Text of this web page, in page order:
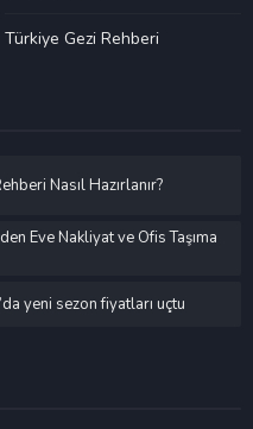
Türkiye Gezi Rehberi
Nasıl Hazırlanır?
Eve Nakliyat ve Ofis Taşıma
yeni sezon fiyatları uçtu